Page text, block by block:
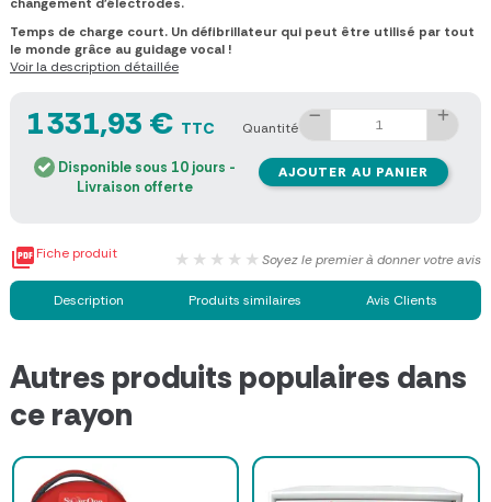
Temps de charge court. Un défibrillateur qui peut être utilisé par tout
le monde grâce au guidage vocal !
Voir la description détaillée
1 331,93 € TTC
Disponible sous 10 jours -
Livraison offerte
Quantité
AJOUTER AU PANIER
Fiche produit ★★★★★ Soyez le premier à donner votre avis
Description Produits similaires Avis Clients
Autres produits populaires dans
ce rayon